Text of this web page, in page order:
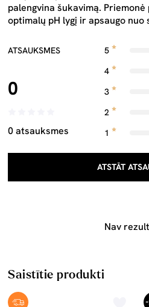
palengvina šukavimą.
optimalų pH lygį ir apsaugo nuo
ATSAUKSMES
0
0 atsauksmes
5
4
3
2
1
ATSTĀT
Nav
Saistītie produkti
-